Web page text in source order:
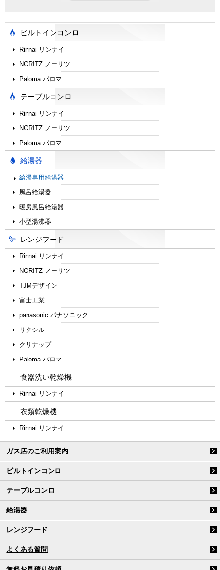
ビルトインコンロ
Rinnai リンナイ
NORITZ ノーリツ
Paloma パロマ
テーブルコンロ
Rinnai リンナイ
NORITZ ノーリツ
Paloma パロマ
給湯器
給湯専用給湯器
風呂給湯器
暖房風呂給湯器
小型湯沸器
レンジフード
Rinnai リンナイ
NORITZ ノーリツ
TJMデザイン
富士工業
panasonic パナソニック
リクシル
クリナップ
Paloma パロマ
食器洗い乾燥機
Rinnai リンナイ
衣類乾燥機
Rinnai リンナイ
ガス店のご利用案内
ビルトインコンロ
テーブルコンロ
給湯器
レンジフード
よくある質問